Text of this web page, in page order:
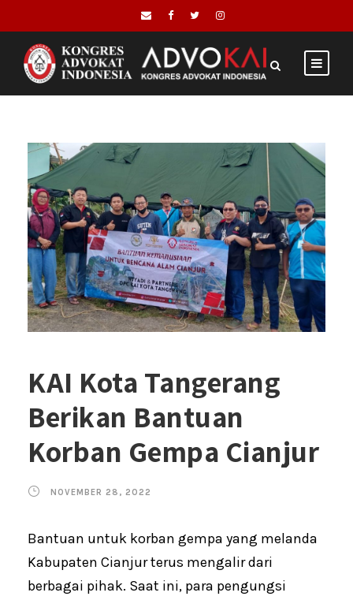
KAI Kota Tangerang
Berikan Bantuan
Korban Gempa Cianjur
NOVEMBER 28, 2022
Bantuan untuk korban gempa yang melanda
Kabupaten Cianjur terus mengalir dari
berbagai pihak. Saat ini, para pengungsi